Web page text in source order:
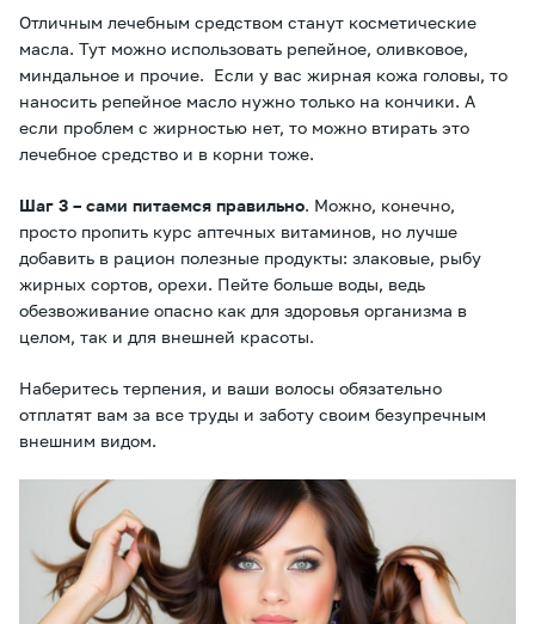
Отличным лечебным средством станут косметические
масла. Тут можно использовать репейное, оливковое,
миндальное и прочие. Если у вас жирная кожа головы, то
наносить репейное масло нужно только на кончики. А
если проблем с жирностью нет, то можно втирать это
лечебное средство и в корни тоже.
Шаг 3 – сами питаемся правильно. Можно, конечно,
просто пропить курс аптечных витаминов, но лучше
добавить в рацион полезные продукты: злаковые, рыбу
жирных сортов, орехи. Пейте больше воды, ведь
обезвоживание опасно как для здоровья организма в
целом, так и для внешней красоты.
Наберитесь терпения, и ваши волосы обязательно
отплатят вам за все труды и заботу своим безупречным
внешним видом.